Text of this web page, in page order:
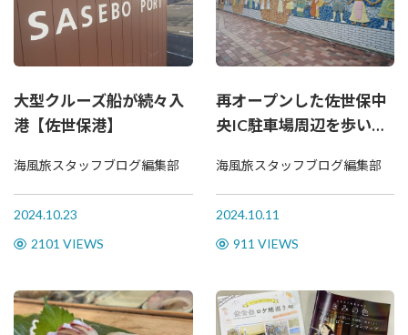
大型クルーズ船が続々入
港【佐世保港】
海風旅スタッフブログ編集部
2024.10.23
2101 VIEWS
再オープンした佐世保中
央IC駐車場周辺を歩いて
海風旅スタッフブログ編集部
2024.10.11
911 VIEWS